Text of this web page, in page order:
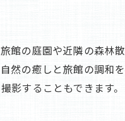
録のススメ
残す理由
のポイント
館の庭園や近隣の森林
然の癒しと旅館の調和
影することもできます。